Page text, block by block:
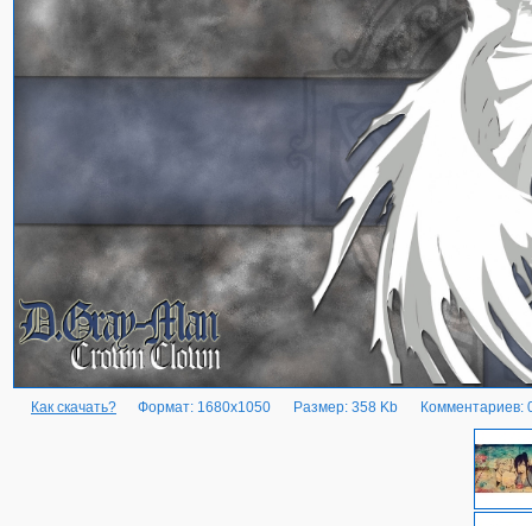
Как скачать? Формат: 1680x1050 Размер: 358 Kb Комментариев: